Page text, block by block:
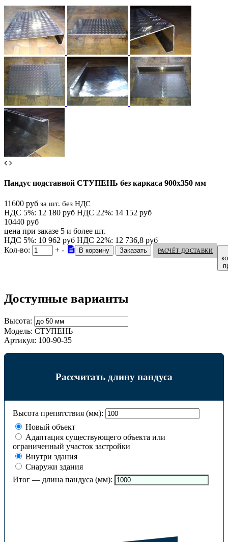
Пандус подставной СТУПЕНЬ без каркаса 900х350 мм
11600 руб за шт. без НДС
НДС 5%: 12 180 руб НДС 22%: 14 152 руб
10440 руб
цена при заказе 5 и более шт.
НДС 5%: 10 962 руб НДС 22%: 12 736,8 руб
Кол-во:
+ - РАСЧЁТ ДОСТАВКИ
Доступные варианты
Высота:
Модель: СТУПЕНЬ
Артикул: 100-90-35
Рассчитать длину пандуса
Высота препятствия (мм):
Новый объект
Адаптация существующего объекта или
ограниченный участок застройки
Внутри здания
Снаружи здания
Итог — длина пандуса (мм):